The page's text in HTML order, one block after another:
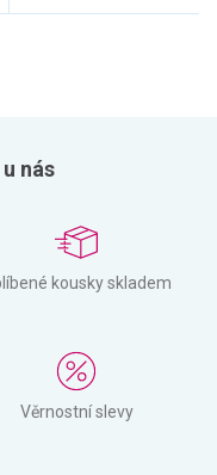
nás
kousky skladem
Věrnostní slevy